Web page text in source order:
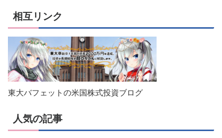
相互リンク
東大バフェットの米国株式投資ブログ
人気の記事